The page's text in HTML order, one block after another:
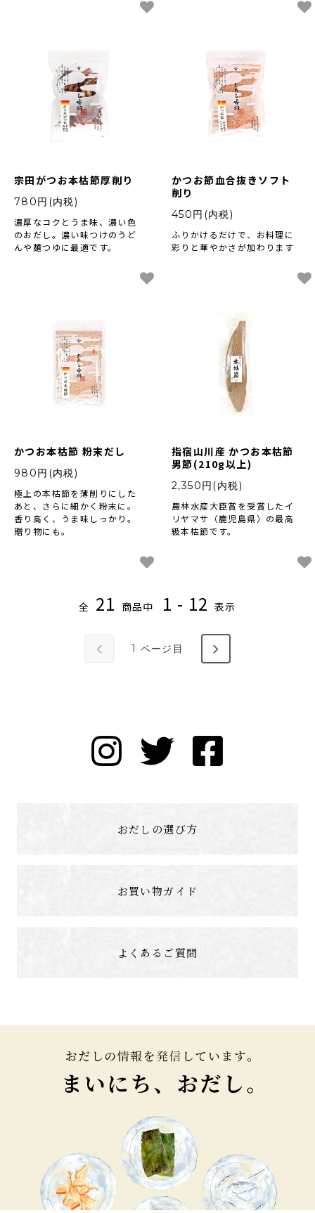
宗田がつお本枯節厚削り
780円(内税)
濃厚なコクとうま味、濃い色
のおだし。濃い味つけのうど
んや麺つゆに最適です。
かつお節血合抜きソフト
削り
450円(内税)
ふりかけるだけで、お料理に
彩りと華やかさが加わります
かつお本枯節 粉末だし
980円(内税)
極上の本枯節を薄削りにした
あと、さらに細かく粉末に。
香り高く、うま味しっかり。
贈り物にも。
指宿山川産 かつお本枯節
男節(210g以上)
2,350円(内税)
農林水産大臣賞を受賞したイ
リヤマサ（鹿児島県）の最高
級本枯節です。
全 21 商品中 1 - 12 表示
1 ページ目
おだしの選び方
お買い物ガイド
よくあるご質問